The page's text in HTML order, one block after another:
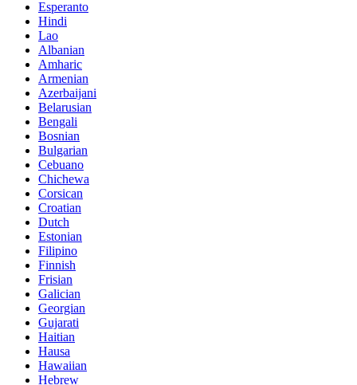
Esperanto
Hindi
Lao
Albanian
Amharic
Armenian
Azerbaijani
Belarusian
Bengali
Bosnian
Bulgarian
Cebuano
Chichewa
Corsican
Croatian
Dutch
Estonian
Filipino
Finnish
Frisian
Galician
Georgian
Gujarati
Haitian
Hausa
Hawaiian
Hebrew